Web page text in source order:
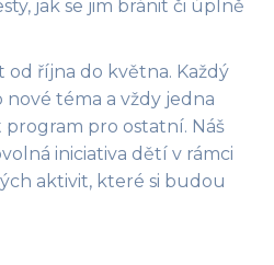
jak se jim bránit či úplně
října do května. Každý
téma a vždy jedna
pro ostatní. Náš
iniciativa dětí v rámci
aktivit, které si budou